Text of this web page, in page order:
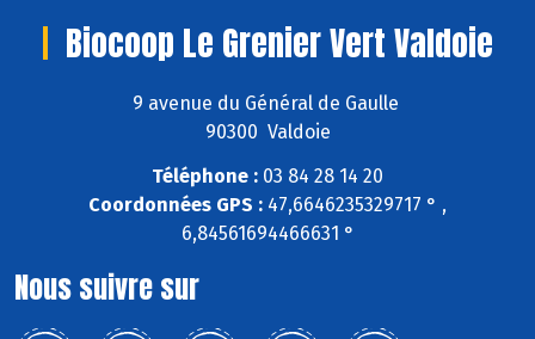
Biocoop Le Grenier Vert Valdoie
9 avenue du Général de Gaulle
90300 Valdoie
Téléphone : 03 84 28 14 20
Coordonnées GPS : 47,6646235329717 ° ,
6,84561694466631 °
Nous suivre sur